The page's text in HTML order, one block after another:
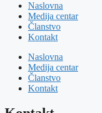
Naslovna
Medija centar
Članstvo
Kontakt
Naslovna
Medija centar
Članstvo
Kontakt